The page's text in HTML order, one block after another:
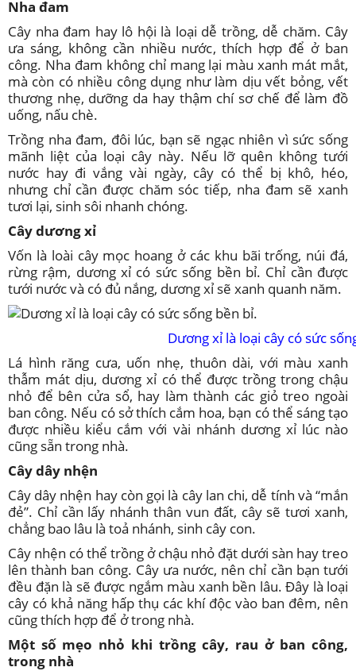
Nha đam
Cây nha đam hay lô hội là loại dễ trồng, dễ chăm. Cây
ưa sáng, không cần nhiều nước, thích hợp để ở ban
công. Nha đam không chỉ mang lại màu xanh mát mắt,
mà còn có nhiều công dụng như làm dịu vết bỏng, vết
thương nhẹ, dưỡng da hay thậm chí sơ chế để làm đồ
uống, nấu chè.
Trồng nha đam, đôi lúc, bạn sẽ ngạc nhiên vì sức sống
mãnh liệt của loại cây này. Nếu lỡ quên không tưới
nước hay đi vắng vài ngày, cây có thể bị khô, héo,
nhưng chỉ cần được chăm sóc tiếp, nha đam sẽ xanh
tươi lại, sinh sôi nhanh chóng.
Cây dương xỉ
Vốn là loài cây mọc hoang ở các khu bãi trống, núi đá,
rừng rậm, dương xỉ có sức sống bền bỉ. Chỉ cần được
tưới nước và có đủ nắng, dương xỉ sẽ xanh quanh năm.
Dương xỉ là loại cây có sức
Lá hình răng cưa, uốn nhẹ, thuôn dài, với màu xanh
thẫm mát dịu, dương xỉ có thể được trồng trong chậu
nhỏ để bên cửa sổ, hay làm thành các giỏ treo ngoài
ban công. Nếu có sở thích cắm hoa, bạn có thể sáng tạo
được nhiều kiểu cắm với vài nhánh dương xỉ lúc nào
cũng sẵn trong nhà.
Cây dây nhện
Cây dây nhện hay còn gọi là cây lan chi, dễ tính và “mắn
đẻ”. Chỉ cần lấy nhánh thân vun đất, cây sẽ tươi xanh,
chẳng bao lâu là toả nhánh, sinh cây con.
Cây nhện có thể trồng ở chậu nhỏ đặt dưới sàn hay treo
lên thành ban công. Cây ưa nước, nên chỉ cần bạn tưới
đều đặn là sẽ được ngắm màu xanh bền lâu. Đây là loại
cây có khả năng hấp thụ các khí độc vào ban đêm, nên
cũng thích hợp để ở trong nhà.
Một số mẹo nhỏ khi trồng cây, rau ở ban công,
trong nhà